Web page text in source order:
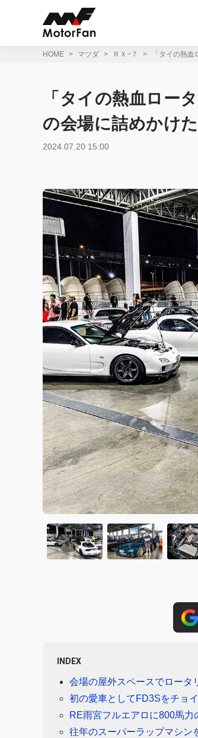
HOME マツダ ＲＸ−７ 「タイの熱
「タイの熱血ロー
の会場に詰めかけ
2024.07.20 15:00
INDEX
会場の屋外スペースでロータ
初の愛車としてFD3Sをチョ
RE雨宮フルエアロに800馬力
往年のスーパーラップマシン